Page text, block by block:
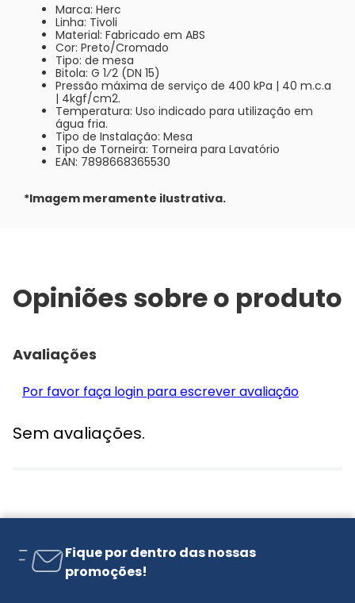
Marca: Herc
Linha: Tivoli
Material: Fabricado em ABS
Cor: Preto/Cromado
Tipo: de mesa
Bitola: G 1⁄2 (DN 15)
Pressão máxima de serviço de 400 kPa | 40 m.c.a
| 4kgf/cm2.
Temperatura: Uso indicado para utilização em
água fria.
Tipo de Instalação: Mesa
Tipo de Torneira: Torneira para Lavatório
EAN: 7898668365530
*Imagem meramente ilustrativa.
Opiniões sobre o produto
Avaliações
Por favor faça login para escrever avaliação
Sem avaliações.
Fique por dentro das nossas
promoções!